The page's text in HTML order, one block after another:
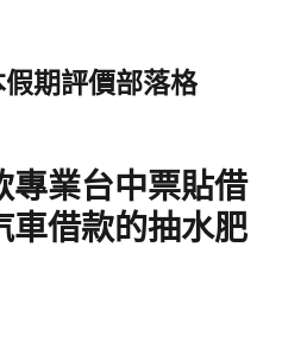
期評價部落格
專業台中票貼借
車借款的抽水肥